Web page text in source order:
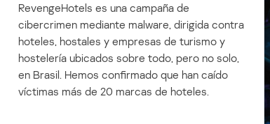
RevengeHotels es una campaña de
cibercrimen mediante malware, dirigida contra
hoteles, hostales y empresas de turismo y
hostelería ubicados sobre todo, pero no solo,
en Brasil. Hemos confirmado que han caído
víctimas más de 20 marcas de hoteles.